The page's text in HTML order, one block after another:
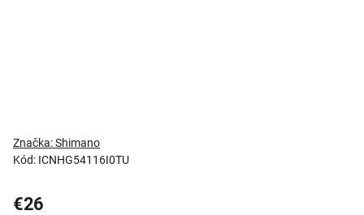
Kód: ICNHG54116I0TU
Značka:Shimano
€26